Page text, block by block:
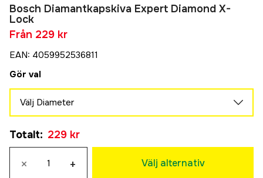
Bosch Diamantkapskiva Expert Diamond X-
Lock
Från 229 kr
EAN: 4059952536811
Gör val
Välj Diameter
229 kr
125 mm
319 kr
Totalt: 229 kr
× + Välj alternativ